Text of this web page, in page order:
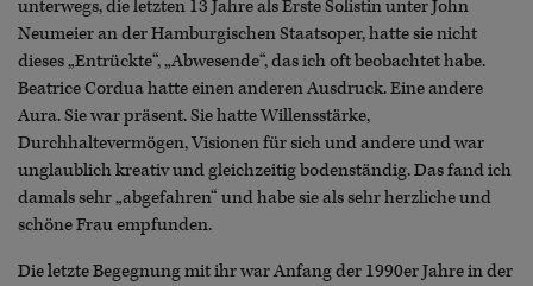
unterwegs, die letzten 13 Jahre als Erste Solistin unter John
Neumeier an der Hamburgischen Staatsoper, hatte sie nicht
dieses „Entrückte“, „Abwesende“, das ich oft beobachtet habe.
Beatrice Cordua hatte einen anderen Ausdruck. Eine andere
Aura. Sie war präsent. Sie hatte Willensstärke,
Durchhaltevermögen, Visionen für sich und andere und war
unglaublich kreativ und gleichzeitig bodenständig. Das fand ich
damals sehr „abgefahren“ und habe sie als sehr herzliche und
schöne Frau empfunden.
Die letzte Begegnung mit ihr war Anfang der 1990er Jahre in der